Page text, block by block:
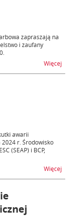
zapraszają na
i zaufany
Więcej
awarii
2024 r. Środowisko
(SEAP) i BCP,
Więcej